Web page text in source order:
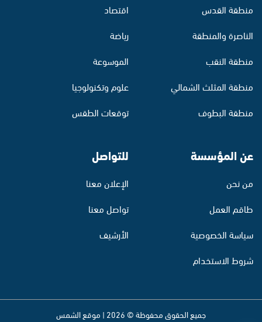
منطقة القدس
الناصرة والمنطقة
منطقة النقب
منطقة المثلث الشمالي
منطقة البطوف
اقتصاد
رياضة
الموسوعة
علوم وتكنولوجيا
توقعات الطقس
عن المؤسسة
من نحن
طاقم العمل
سياسة الخصوصية
شروط الاستخدام
للتواصل
الإعلان معنا
تواصل معنا
الأرشيف
جميع الحقوق محفوظة © 2026 | موقع الشمس